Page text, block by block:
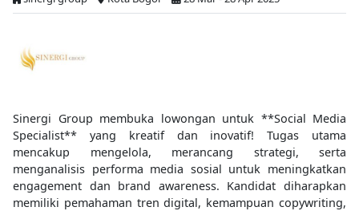
Sinergi Group membuka lowongan untuk **Social Media
Specialist** yang kreatif dan inovatif! Tugas utama
mencakup mengelola, merancang strategi, serta
menganalisis performa media sosial untuk meningkatkan
engagement dan brand awareness. Kandidat diharapkan
memiliki pemahaman tren digital, kemampuan copywriting,